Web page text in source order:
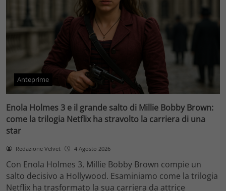
Anteprime
Enola Holmes 3 e il grande salto di Millie Bobby Brown:
come la trilogia Netflix ha stravolto la carriera di una
star
Redazione Velvet 4 Agosto 2026
Con Enola Holmes 3, Millie Bobby Brown compie un
salto decisivo a Hollywood. Esaminiamo come la trilogia
Netflix ha trasformato la sua carriera da attrice